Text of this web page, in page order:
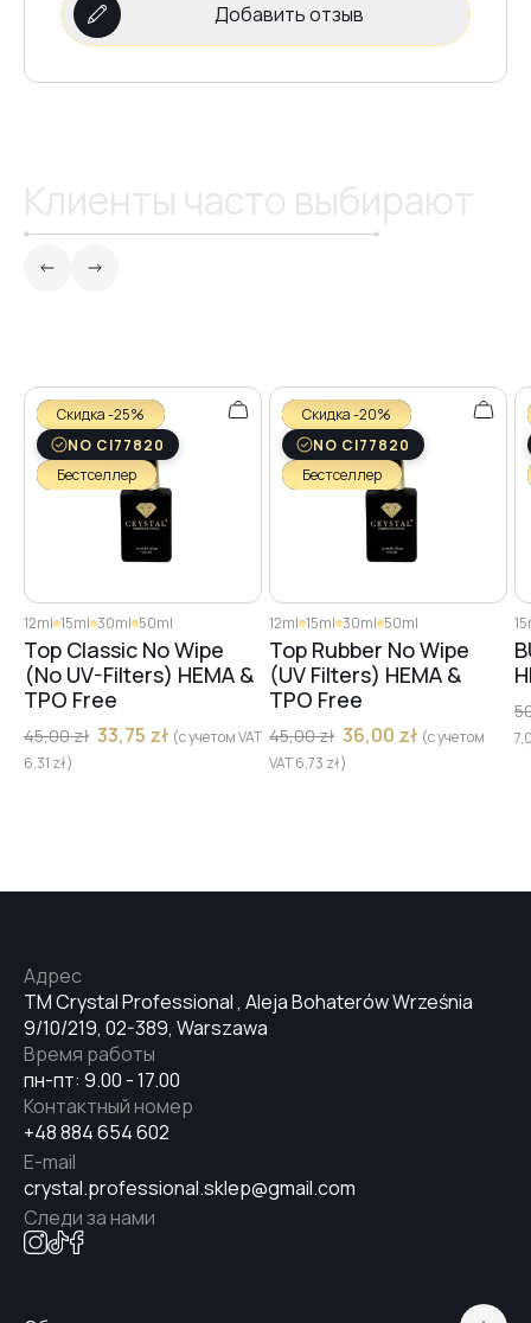
№23
№30
№27
№28
№31
№32
№35
№36
№37
Добавить отзыв
Скидка -25%
NO CI77820
Бестселлер
12ml 15ml 30ml 50ml
Top Classic No Wipe
(No UV-Filters) HEMA &
TPO Free
45,00zł 33,75 zł (с учетом VAT
6,31 zł)
Скидка -20%
NO CI77820
Бестселлер
12ml 15ml 30ml 50ml
Top Rubber No Wipe
(UV Filters) HEMA &
TPO Free
45,00zł 36,00 zł (с учетом
VAT6,73 zł)
TM Crystal Professional , Aleja Bohaterów Września
9/10/219, 02-389, Warszawa
Адрес
пн-пт: 9.00 - 17.00
Время работы
+48 884 654 602
Контактный номер
crystal.professional.sklep@gmail.com
E-mail
Следи за нами